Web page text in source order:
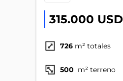
315.000 USD
726 m² totales
500 m² terreno